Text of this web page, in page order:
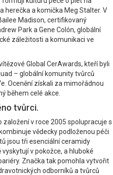
herečka a komička Meg Stalter. V
Madison, certifikovaný
Park a Gene Colón, globální
záležitosti a komunikaci ve
Global CerAwards, kteří byli
– globální komunity tvůrců
Ocenění získali za mimořádnou
během celé akce.
tvůrci.
v roce 2005 spolupracuje s
vědecky podloženou péči
jsou tři esenciální ceramidy
v pokožce, a hluboké
Značka tak pomohla vytvořit
odborníků a tvůrců